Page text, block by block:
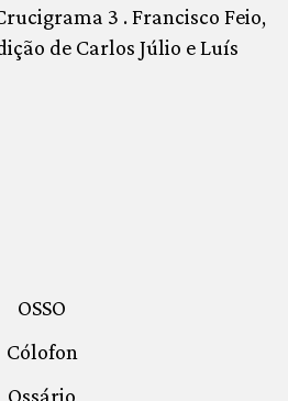
3 . Francisco Feio,
de Carlos Júlio e Luís
OSSO
Cólofon
Ossário